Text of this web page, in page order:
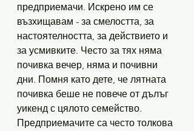
предприемачи. Искрено им се
възхищавам - за смелостта, за
настоятелността, за действието и
за усмивките. Често за тях няма
почивка вечер, няма и почивни
дни. Помня като дете, че лятната
почивка беше не повече от дълъг
уикенд с цялото семейство.
Предприемачите са често толкова